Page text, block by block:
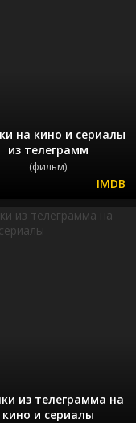
на кино и сериалы
из телеграмм
(фильм)
из телеграмма на
кино и сериалы